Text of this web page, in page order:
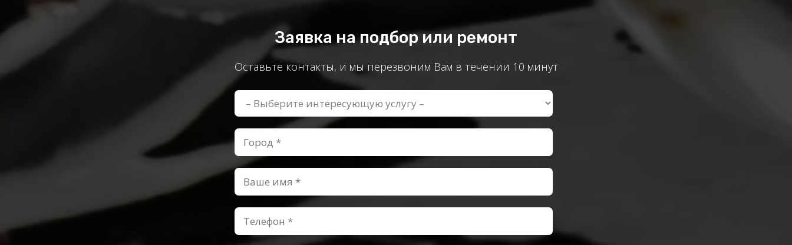
Заявка на подбор или ремонт
Оставьте контакты, и мы перезвоним Вам в течении 10 минут